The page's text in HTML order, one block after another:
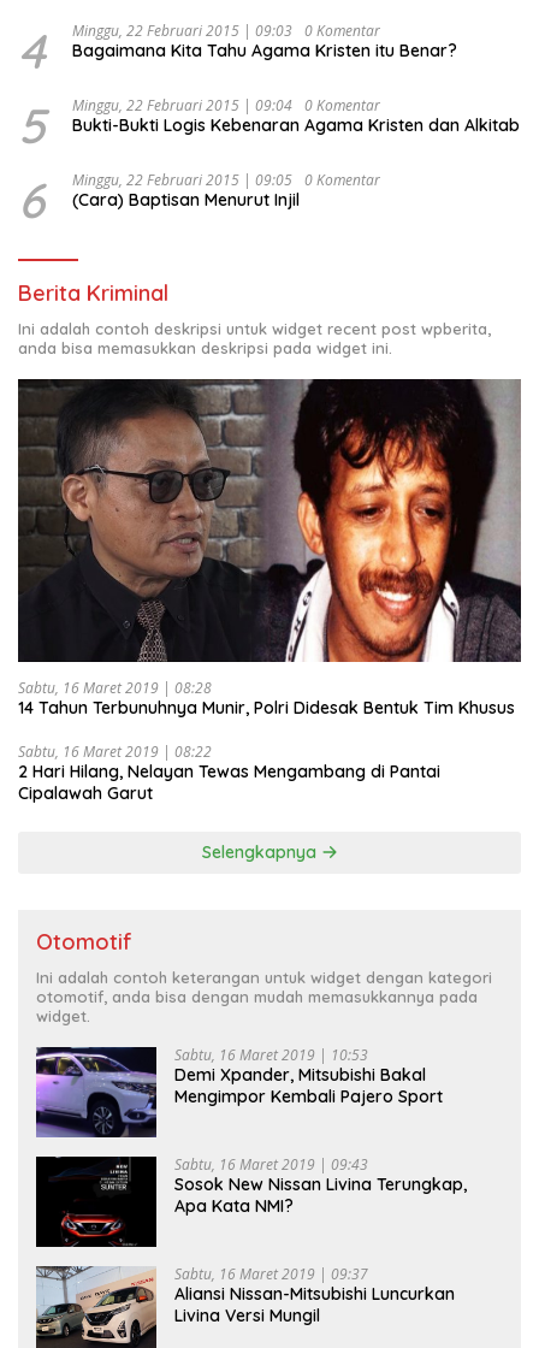
4 Minggu, 22 Februari 2015 | 09:03 0 Komentar
Bagaimana Kita Tahu Agama Kristen itu Benar?
5 Minggu, 22 Februari 2015 | 09:04 0 Komentar
Bukti-Bukti Logis Kebenaran Agama Kristen dan Alkitab
6 Minggu, 22 Februari 2015 | 09:05 0 Komentar
(Cara) Baptisan Menurut Injil
Berita Kriminal
Ini adalah contoh deskripsi untuk widget recent post wpberita,
anda bisa memasukkan deskripsi pada widget ini.
Sabtu, 16 Maret 2019 | 08:28
14 Tahun Terbunuhnya Munir, Polri Didesak Bentuk Tim Khusus
Sabtu, 16 Maret 2019 | 08:22
2 Hari Hilang, Nelayan Tewas Mengambang di Pantai
Cipalawah Garut
Selengkapnya
Otomotif
Ini adalah contoh keterangan untuk widget dengan kategori
otomotif, anda bisa dengan mudah memasukkannya pada
widget.
Sabtu, 16 Maret 2019 | 10:53
Demi Xpander, Mitsubishi Bakal
Mengimpor Kembali Pajero Sport
Sabtu, 16 Maret 2019 | 09:43
Sosok New Nissan Livina Terungkap,
Apa Kata NMI?
Sabtu, 16 Maret 2019 | 09:37
Aliansi Nissan-Mitsubishi Luncurkan
Livina Versi Mungil